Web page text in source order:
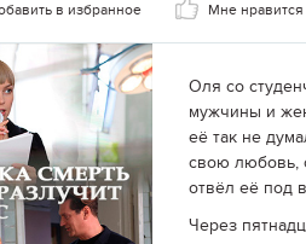
в избранное Мне нравится
Оля со
мужчины и
её так не
свою любовь,
отвёл её под
Через